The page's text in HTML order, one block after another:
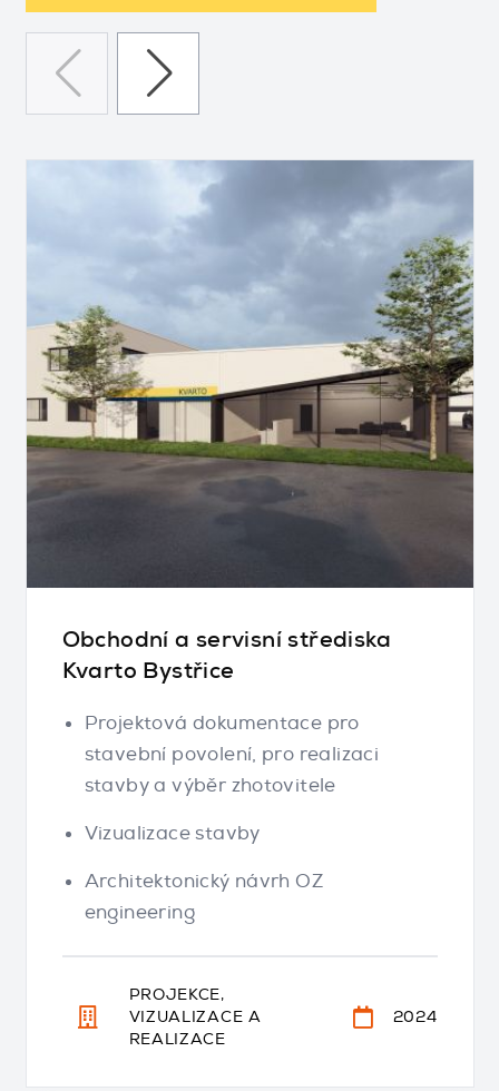
Obchodní a servisní střediska
Kvarto Bystřice
Projektová dokumentace pro
stavební povolení, pro realizaci
stavby a výběr zhotovitele
Vizualizace stavby
Architektonický návrh OZ
engineering
PROJEKCE,
VIZUALIZACE A
REALIZACE
2024